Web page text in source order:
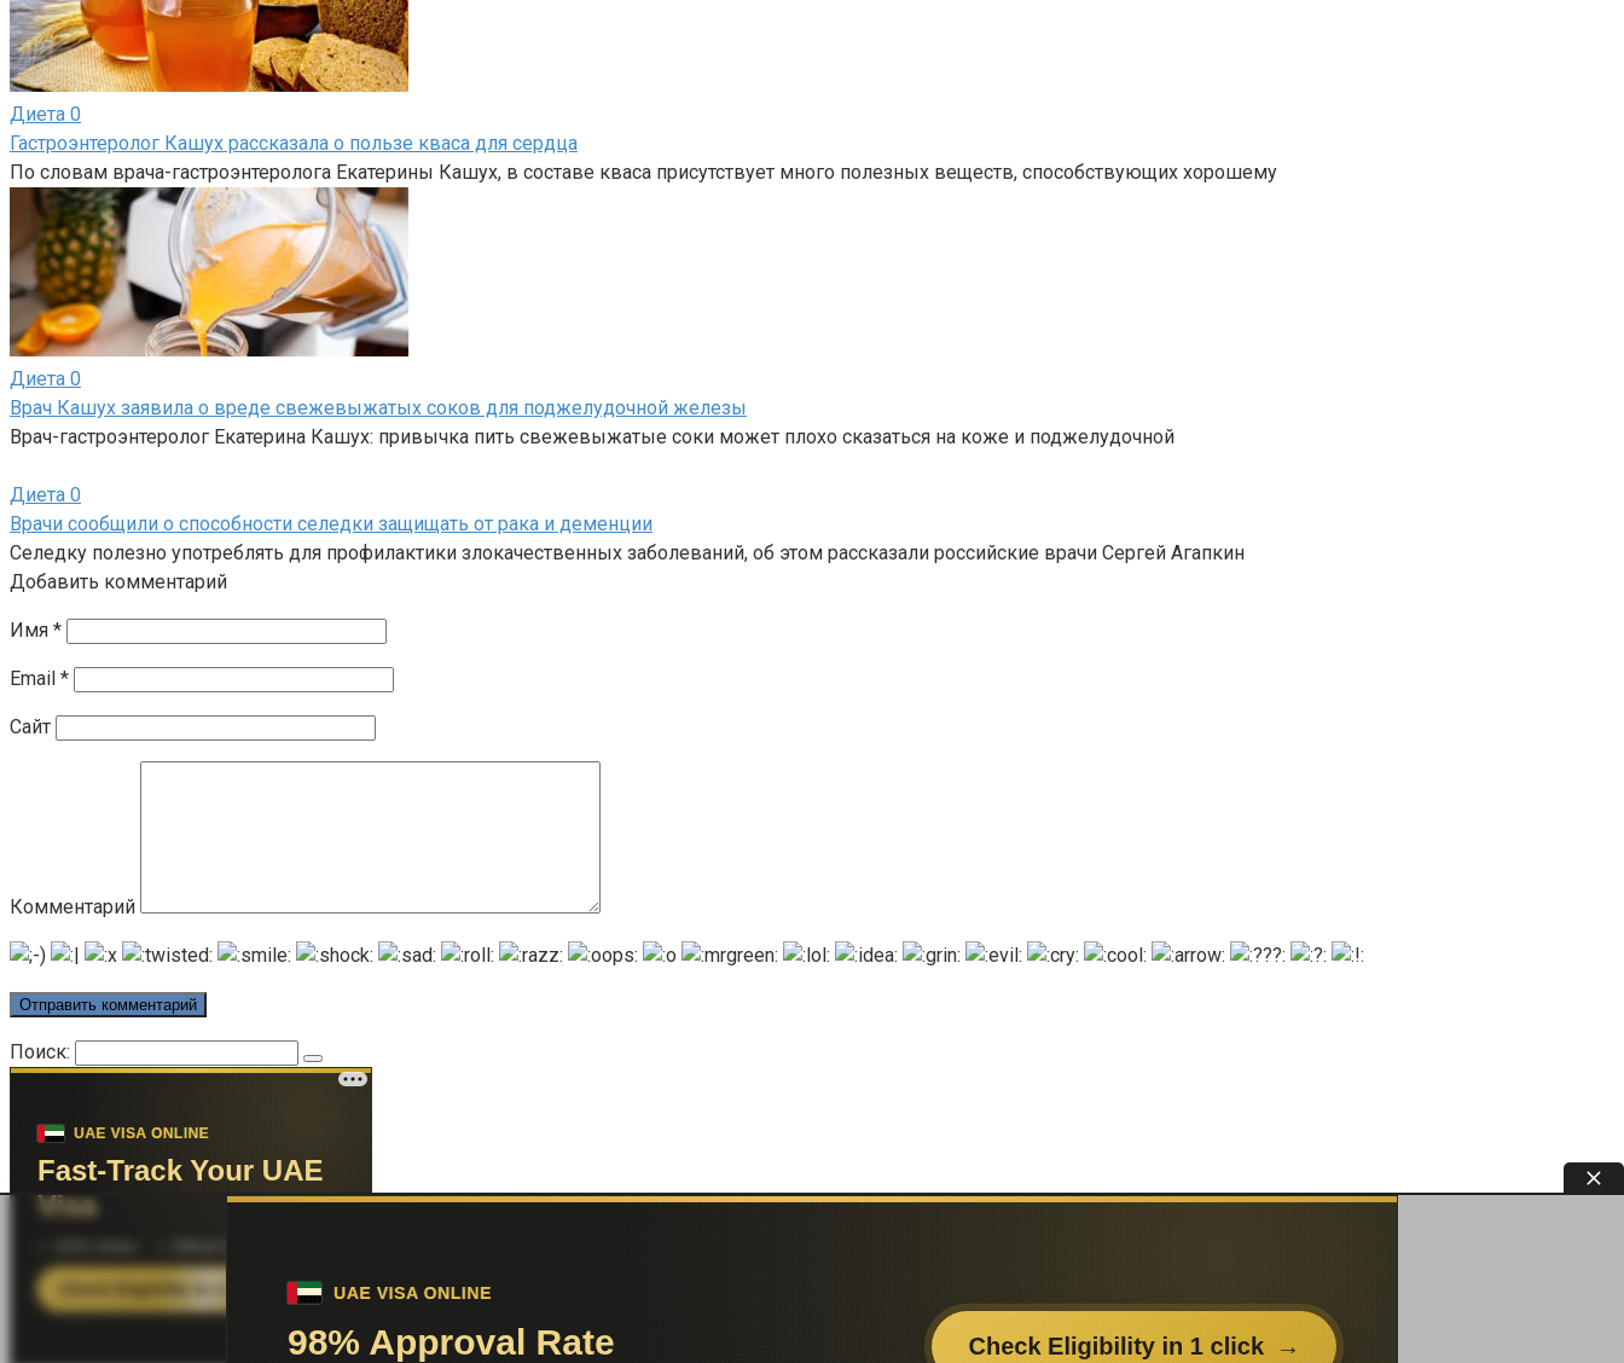
Диета 0
Гастроэнтеролог Кашух рассказала о пользе кваса для сердца
По словам врача-гастроэнтеролога Екатерины Кашух, в составе кваса присутствует много полезных веществ, способствующих хорошему
Диета 0
Врач Кашух заявила о вреде свежевыжатых соков для поджелудочной железы
Врач-гастроэнтеролог Екатерина Кашух: привычка пить свежевыжатые соки может плохо сказаться на коже и поджелудочной
Диета 0
Врачи сообщили о способности селедки защищать от рака и деменции
Селедку полезно употреблять для профилактики злокачественных заболеваний, об этом рассказали российские врачи Сергей Агапкин
Добавить комментарий
Имя *
Email *
Сайт
Комментарий
Поиск: